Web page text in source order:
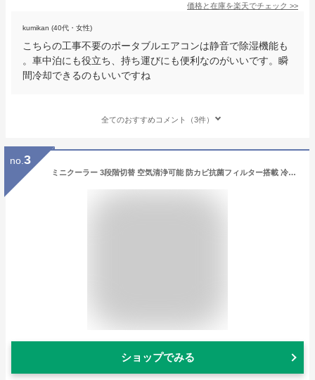
価格と在庫を楽天でチェック >>
kumikan (40代・女性)
こちらの工事不要のポータブルエアコンは静音で除湿機能も
。車中泊にも役立ち、持ち運びにも便利なのがいいです。瞬
間冷却できるのもいいですね
全てのおすすめコメント（3件）
no. 3
ミニクーラー 3段階切替 空気清浄可能 防カビ抗菌フィルター搭載 冷風扇 卓上 小型 冷風機 氷 水 ミニエアコンファン 卓上冷風機 ポータブルエアコン USB給電 500ml 大容量タンク 加湿機能 冷却機能 夜間ライト 自宅 寝室 車中泊 キャンプ 熱中症対策グッズ
ショップでみる